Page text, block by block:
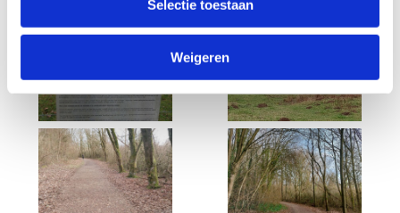
Selectie toestaan
Weigeren